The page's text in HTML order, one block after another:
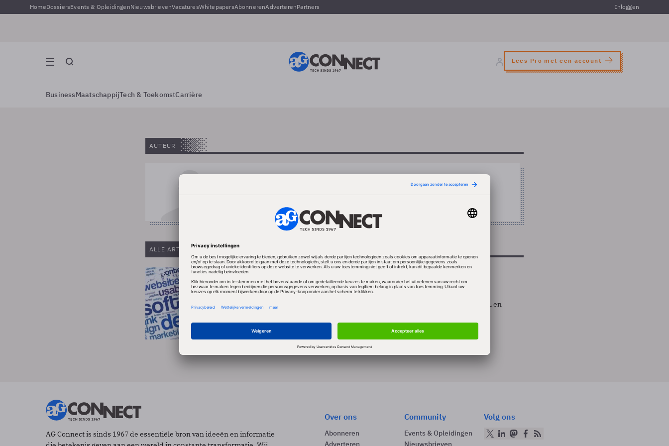
HomeDossiersEvents & OpleidingenNieuwsbrievenVacaturesWhitepapersAbonnerenAdverterenPartners Inloggen
Lees Pro met een account
BusinessMaatschappijTech & ToekomstCarrière
AUTEUR
ALLE ARTIKELEN VAN PAUL LEENARDS
Achtergrond Automatisering Gids PRO
Modern beheer: andere frameworks
Door de traditionele positionering van frameworks als ITIL, ASL en
AG Connect is sinds 1967 de essentiële bron van ideeën en informatie
Over ons
Abonneren
Adverteren
Community
Events & Opleidingen
Nieuwsbrieven
Volg ons